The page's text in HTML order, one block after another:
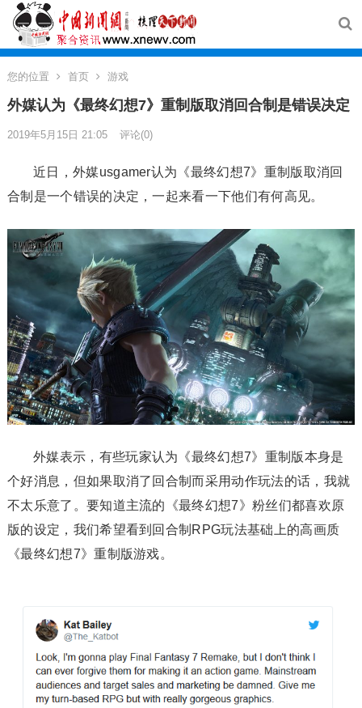
您的位置 首页 游戏
外媒认为《最终幻想7》重制版取消回合制是错误决定
2019年5月15日 21:05 评论(0)
近日，外媒usgamer认为《最终幻想7》重制版取消回
合制是一个错误的决定，一起来看一下他们有何高见。
外媒表示，有些玩家认为《最终幻想7》重制版本身是
个好消息，但如果取消了回合制而采用动作玩法的话，我就
不太乐意了。要知道主流的《最终幻想7》粉丝们都喜欢原
版的设定，我们希望看到回合制RPG玩法基础上的高画质
《最终幻想7》重制版游戏。